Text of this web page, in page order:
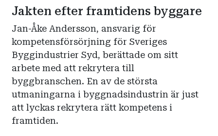
Jakten efter framtidens byggare
Jan-Åke Andersson, ansvarig för
kompetensförsörjning för Sveriges
Byggindustrier Syd, berättade om sitt
arbete med att rekrytera till
byggbranschen. En av de största
utmaningarna i byggnadsindustrin är just
att lyckas rekrytera rätt kompetens i
framtiden.